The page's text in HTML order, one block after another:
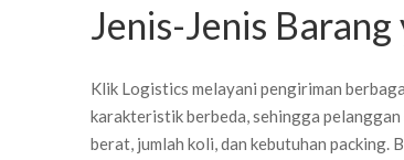
Jenis-Jenis
Klik Logistics melayani pengiriman
karakteristik berbeda, sehingga
berat, jumlah koli, dan kebutuhan packing.